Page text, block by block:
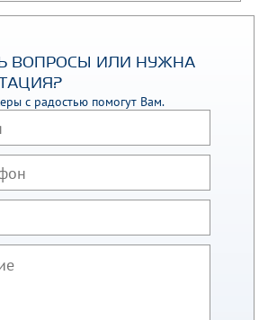
ВОПРОСЫ ИЛИ НУЖНА
с радостью помогут Вам.